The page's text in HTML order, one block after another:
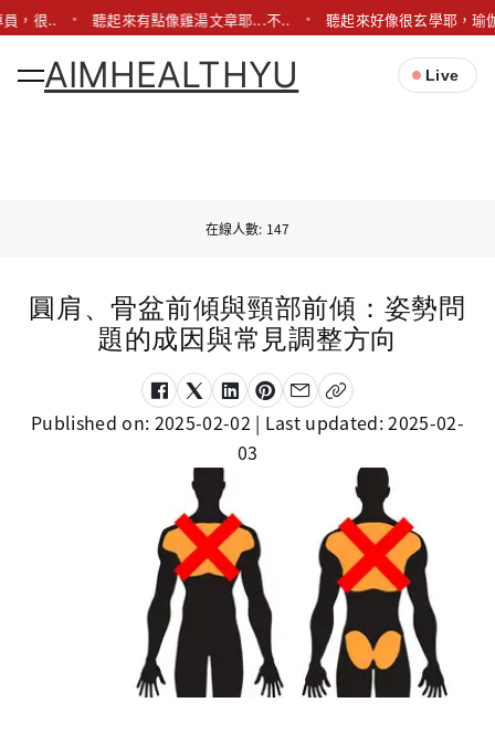
.. 聽起來有點像雞湯文章耶...不.. 聽起來好像很玄學耶，瑜伽真的
AIMHEALTHYU Live
在線人數: 147
圓肩、骨盆前傾與頸部前傾：姿勢問
題的成因與常見調整方向
Published on: 2025-02-02 | Last updated:2025-02-
03